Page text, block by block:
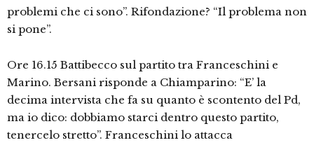
problemi che ci sono”. Rifondazione? “Il problema non
si pone”.
Ore 16.15 Battibecco sul partito tra Franceschini e
Marino. Bersani risponde a Chiamparino: “E’ la
decima intervista che fa su quanto è scontento del Pd,
ma io dico: dobbiamo starci dentro questo partito,
tenercelo stretto”. Franceschini lo attacca